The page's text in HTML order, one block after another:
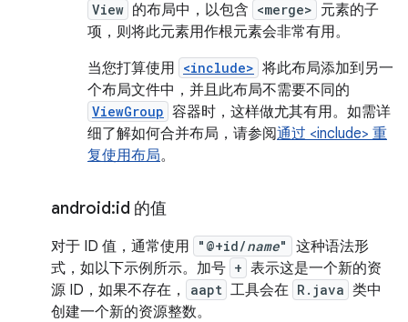
View 的布局中，以包含 <merge> 元素的子
项，则将此元素用作根元素会非常有用。
当您打算使用 <include> 将此布局添加到另一
个布局文件中，并且此布局不需要不同的
ViewGroup 容器时，这样做尤其有用。如需详
细了解如何合并布局，请参阅通过 <include> 重
复使用布局。
android:id 的值
对于 ID 值，通常使用 "@+id/name"
这种语法形
式，如以下示例所示。加号 + 表示这是一个新的资
源 ID，如果不存在，
aapt 工具会在 R.java 类中
创建一个新的资源整数。